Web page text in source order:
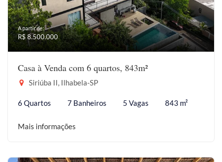
A partir de:
R$ 8.500.000
Casa à Venda com 6 quartos, 843m²
Siriúba II, Ilhabela-SP
6 Quartos 7 Banheiros 5 Vagas 843 m²
Mais informações